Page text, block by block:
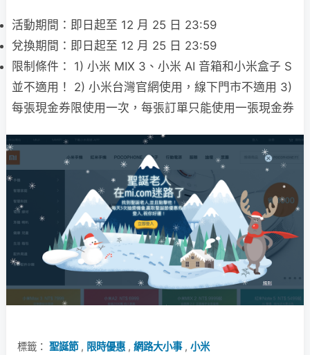
活動期間：即日起至 12 月 25 日 23:59
兌換期間：即日起至 12 月 25 日 23:59
限制條件： 1) 小米 MIX 3、小米 AI 音箱和小米盒子 S
並不適用！ 2) 小米台灣官網使用，線下門市不適用 3)
每張現金券限使用一次，每張訂單只能使用一張現金券
標籤： 聖誕節, 限時優惠 , 網路大小事, 小米